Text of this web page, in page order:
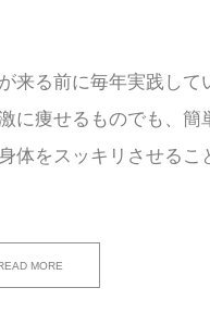
来る前に毎年実践して
に痩せるものでも、簡
体をスッキリさせるこ
MORE